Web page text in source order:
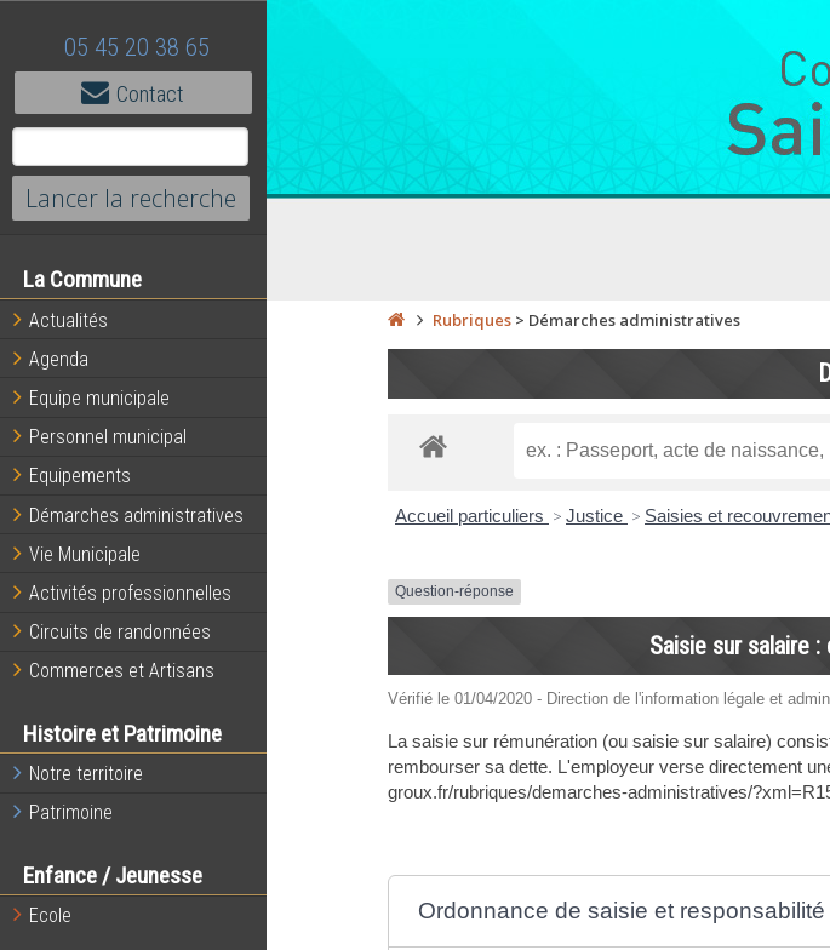
05 45 20 38 65
Contact
La Commune
Actualités
Agenda
Equipe municipale
Personnel municipal
Equipements
Démarches administratives
Vie Municipale
Activités professionnelles
Circuits de randonnées
Commerces et Artisans
Histoire et Patrimoine
Notre territoire
Patrimoine
Enfance / Jeunesse
Ecole
Rubriques> Démarches administratives
Accueil particuliers > Justice > Saisies et
Question-réponse
Saisie sur salaire
Vérifié le 01/04/2020 - Direction de l'information légale et
La saisie sur rémunération (ou saisie sur salaire)
rembourser sa dette. L'employeur verse directement
groux.fr/rubriques/demarches-administratives/
Ordonnance de saisie et